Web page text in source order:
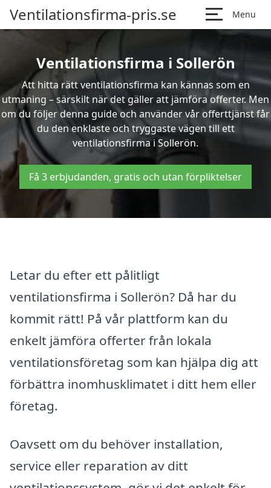
Ventilationsfirma-pris.se Menu
Ventilationsfirma i Sollerön
Att hitta rätt ventilationsfirma kan kännas som en
utmaning – särskilt när det gäller att jämföra offerter. Men
om du följer denna guide och använder vår offerttjänst får
du den enklaste och tryggaste vägen till ett
ventilationsfirma i Sollerön.
Få 3 erbjudanden, gratis och utan förpliktelser
Letar du efter ett pålitligt
ventilationsfirma i Sollerön? Då har du
kommit rätt! På vår plattform kan du
enkelt jämföra offerter från lokala
ventilationsföretag som kan hjälpa dig att
förbättra inomhusklimatet i ditt hem eller
företag.
Oavsett om du behöver installation,
service eller reparation av ditt